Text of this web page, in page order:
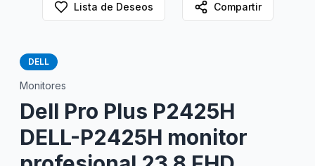
Lista de Deseos Compartir
DELL
Monitores
Dell Pro Plus P2425H
DELL-P2425H monitor